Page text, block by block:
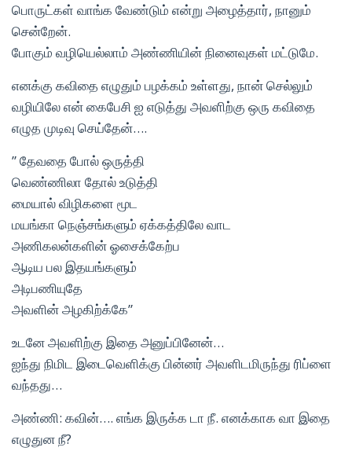
பொருட்கள் வாங்க வேண்டும் என்று அழைத்தார், நானும்
சென்றேன்.
போகும் வழியெல்லாம் அண்ணியின் நினைவுகள் மட்டுமே.
எனக்கு கவிதை எழுதும் பழக்கம் உள்ளது, நான் செல்லும்
வழியிலே என் கைபேசி ஐ எடுத்து அவளிற்கு ஒரு கவிதை
எழுத முடிவு செய்தேன்….
” தேவதை போல் ஒருத்தி
வெண்ணிலா தோல் உடுத்தி
மையால் விழிகளை மூட
மயங்கா நெஞ்சங்களும் ஏக்கத்திலே வாட
அணிகலன்களின் ஓசைக்கேற்ப
ஆடிய பல இதயங்களும்
அடிபணியுதே
அவளின் அழகிற்க்கே”
உடனே அவளிற்கு இதை அனுப்பினேன்…
ஐந்து நிமிட இடைவெளிக்கு பின்னர் அவளிடமிருந்து ரிப்ளை
வந்தது…
அண்ணி: கவின்…. எங்க இருக்க டா நீ. எனக்காக வா இதை
எழுதுன நீ?